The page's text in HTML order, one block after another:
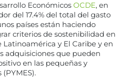
Económicos OCDE, en
del 17.4% del total del gasto
países están haciendo
criterios de sostenibilidad en
y El Caribe y en
adquisiciones que pueden
en las pequeñas y